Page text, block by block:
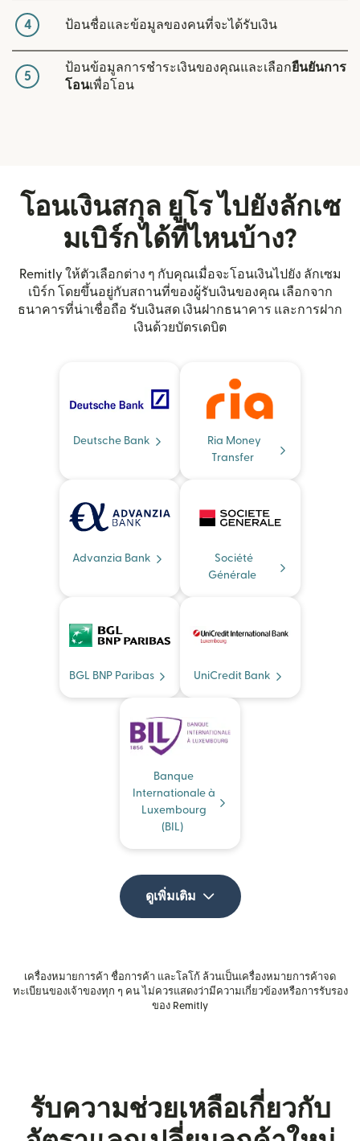
4 ป้อนชื่อและข้อมูลของคนที่จะได้รับเงิน
5
ป้อนข้อมูลการชำระเงินของคุณและเลือกยืนยันการ
โอนเพื่อโอน
โอนเงินสกุล ยูโร ไปยังลักเซ
มเบิร์กได้ที่ไหนบ้าง?
Remitly ให้ตัวเลือกต่าง ๆ กับคุณเมื่อจะโอนเงินไปยัง ลักเซม
เบิร์ก โดยขึ้นอยู่กับสถานที่ของผู้รับเงินของคุณ เลือกจาก
ธนาคารที่น่าเชื่อถือ รับเงินสด เงินฝากธนาคาร และการฝาก
เงินด้วยบัตรเดบิต
Deutsche Bank
Ria Money
Transfer
Advanzia Bank
Société
Générale
BGL BNP Paribas UniCredit Bank
Banque
Internationale à
Luxembourg
(BIL)
ดูเพิ่มเติม
เครื่องหมายการค้า ชื่อการค้า และโลโก้ ล้วนเป็นเครื่องหมายการค้าจด
ทะเบียนของเจ้าของทุก ๆ คน ไม่ควรแสดงว่ามีความเกี่ยวข้องหรือการรับรอง
ของ Remitly
รับความช่วยเหลือเกี่ยวกับ